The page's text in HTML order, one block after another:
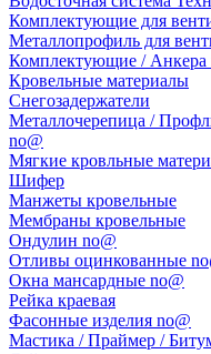
Комплектующие для
Металлопрофиль для
Комплектующие / Анкера
Кровельные материалы
Снегозадержатели
Металлочерепица /
no@
Мягкие кровльные
Шифер
Манжеты кровельные
Мембраны кровельные
Ондулин no@
Отливы оцинкованные
Окна мансардные no@
Рейка краевая
Фасонные изделия no@
Мастика / Праймер /